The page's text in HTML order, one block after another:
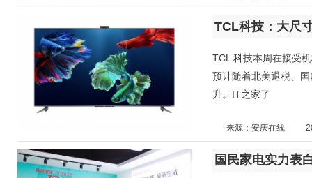
TCL科技：大尺
TCL 科技本周在接受
预计随着北美退税、
升。IT之家了
来源：安庆在线